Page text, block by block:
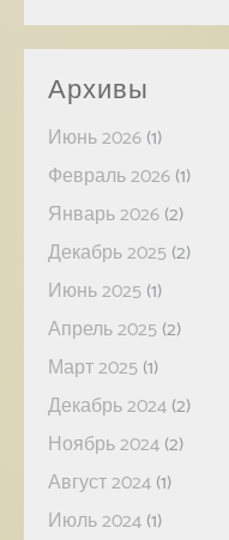
Архивы
Июнь 2026(1)
Февраль 2026(1)
Январь 2026(2)
Декабрь 2025(2)
Июнь 2025(1)
Апрель 2025(2)
Март 2025(1)
Декабрь 2024(2)
Ноябрь 2024(2)
Август 2024(1)
Июль 2024(1)